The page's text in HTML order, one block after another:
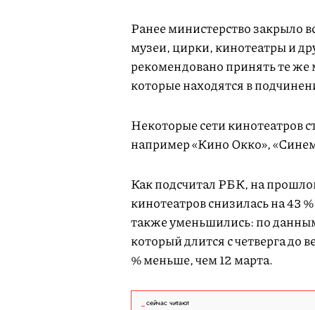
Ранее министерство закрыло
музеи, цирки, кинотеатры и
рекомендовано принять те
которые находятся в
Некоторые сети кинотеатров
например «Кино Окко»,
Как подсчитал РБК, на
кинотеатров снизилась на 43
также уменьшились: по
который длится с четверга до
% меньше, чем 12 марта.
сейчас читают